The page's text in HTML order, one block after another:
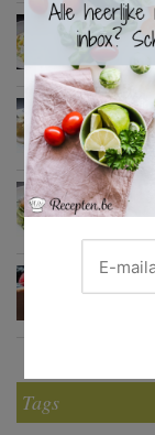
Waterzooi
Zweedse
Courgetti
Tags